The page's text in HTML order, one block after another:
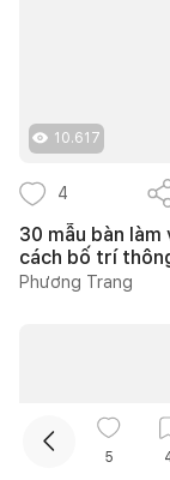
10.617
4
30 mẫu bàn
cách bố trí
Phương Trang
5